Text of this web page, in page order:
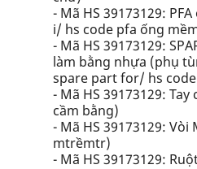
- Mã HS 39173129:
i/ hs code pfa ống
- Mã HS 39173129:
làm bằng nhựa (phụ
spare part for/ hs
- Mã HS 39173129:
cầm bằng)
- Mã HS 39173129:
mtrềmtr)
- Mã HS 39173129: